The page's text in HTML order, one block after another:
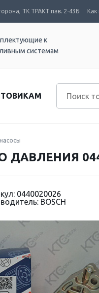
ТК ТРАКТ пав. 2-43Б Как
к
системам
ДАВЛЕНИЯ
0440020026
BOSCH